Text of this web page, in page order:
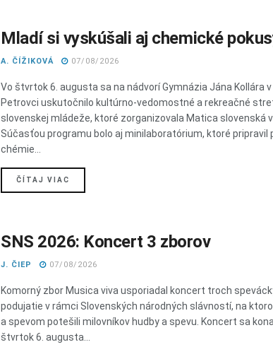
Mladí si vyskúšali aj chemické
A. ČÍŽIKOVÁ 07/08/2026
Vo štvrtok 6. augusta sa na nádvorí Gymnázia Jána Kollára
Petrovci uskutočnilo kultúrno-vedomostné a rekreačné
slovenskej mládeže, ktoré zorganizovala Matica slovenská
Súčasťou programu bolo aj minilaboratórium, ktoré pripravil
chémie...
ČÍTAJ VIAC
SNS 2026: Koncert 3 zborov
J. ČIEP 07/08/2026
Komorný zbor Musica viva usporiadal koncert troch
podujatie v rámci Slovenských národných slávností, na
a spevom potešili milovníkov hudby a spevu. Koncert sa
štvrtok 6. augusta...